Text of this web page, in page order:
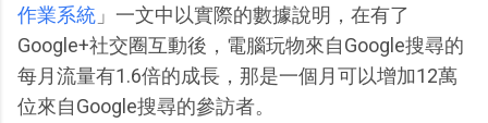
作業系統 」一文中以實際的數據說明，在有了
Google+社交圈互動後，電腦玩物來自Google搜尋的
每月流量有1.6倍的成長，那是一個月可以增加12萬
位來自Google搜尋的參訪者。